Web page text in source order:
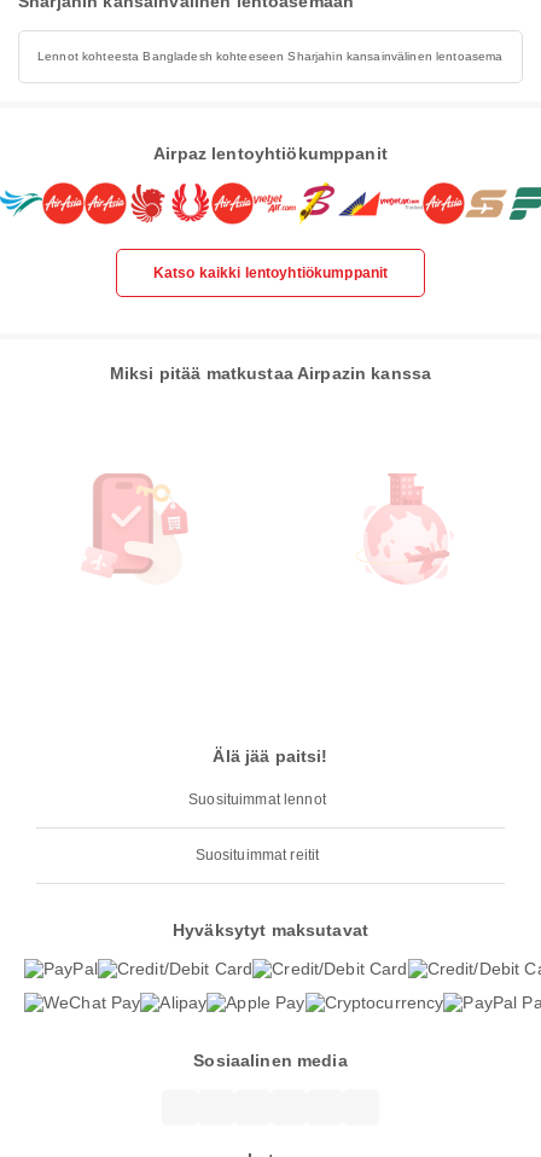
Lennot kohteesta Bangladesh kohteeseen Sharjahin kansainvälinen lentoasema
Airpaz lentoyhtiökumppanit
Katso kaikki lentoyhtiökumppanit
Miksi pitää matkustaa Airpazin kanssa
Älä jää paitsi!
Suosituimmat lennot
Suosituimmat reitit
Hyväksytyt maksutavat
Sosiaalinen media